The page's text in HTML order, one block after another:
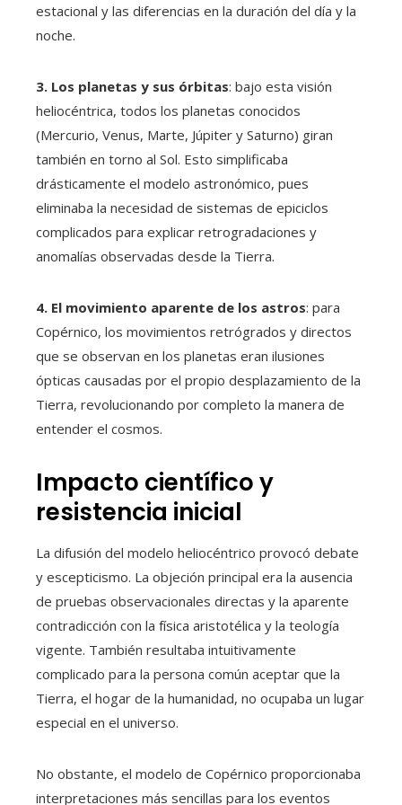
estacional y las diferencias en la duración del día y la
noche.
3. Los planetas y sus órbitas: bajo esta visión
heliocéntrica, todos los planetas conocidos
(Mercurio, Venus, Marte, Júpiter y Saturno) giran
también en torno al Sol. Esto simplificaba
drásticamente el modelo astronómico, pues
eliminaba la necesidad de sistemas de epiciclos
complicados para explicar retrogradaciones y
anomalías observadas desde la Tierra.
4. El movimiento aparente de los astros: para
Copérnico, los movimientos retrógrados y directos
que se observan en los planetas eran ilusiones
ópticas causadas por el propio desplazamiento de la
Tierra, revolucionando por completo la manera de
entender el cosmos.
Impacto científico y
resistencia inicial
La difusión del modelo heliocéntrico provocó debate
y escepticismo. La objeción principal era la ausencia
de pruebas observacionales directas y la aparente
contradicción con la física aristotélica y la teología
vigente. También resultaba intuitivamente
complicado para la persona común aceptar que la
Tierra, el hogar de la humanidad, no ocupaba un lugar
especial en el universo.
No obstante, el modelo de Copérnico proporcionaba
interpretaciones más sencillas para los eventos